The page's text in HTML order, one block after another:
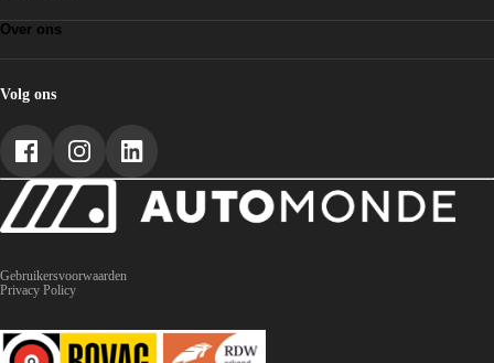
Leaseonderhoud
Over ons
AutoMonde worden
Volg ons
Gebruikersvoorwaarden
Privacy Policy